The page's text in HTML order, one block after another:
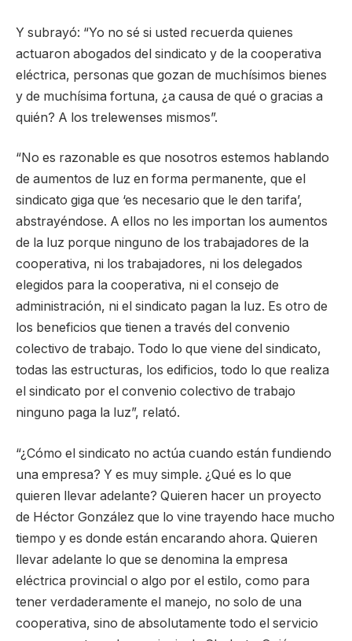
Y subrayó: “Yo no sé si usted recuerda quienes
actuaron abogados del sindicato y de la cooperativa
eléctrica, personas que gozan de muchísimos bienes
y de muchísima fortuna, ¿a causa de qué o gracias a
quién? A los trelewenses mismos”.
“No es razonable es que nosotros estemos hablando
de aumentos de luz en forma permanente, que el
sindicato giga que ‘es necesario que le den tarifa’,
abstrayéndose. A ellos no les importan los aumentos
de la luz porque ninguno de los trabajadores de la
cooperativa, ni los trabajadores, ni los delegados
elegidos para la cooperativa, ni el consejo de
administración, ni el sindicato pagan la luz. Es otro de
los beneficios que tienen a través del convenio
colectivo de trabajo. Todo lo que viene del sindicato,
todas las estructuras, los edificios, todo lo que realiza
el sindicato por el convenio colectivo de trabajo
ninguno paga la luz”, relató.
“¿Cómo el sindicato no actúa cuando están fundiendo
una empresa? Y es muy simple. ¿Qué es lo que
quieren llevar adelante? Quieren hacer un proyecto
de Héctor González que lo vine trayendo hace mucho
tiempo y es donde están encarando ahora. Quieren
llevar adelante lo que se denomina la empresa
eléctrica provincial o algo por el estilo, como para
tener verdaderamente el manejo, no solo de una
cooperativa, sino de absolutamente todo el servicio